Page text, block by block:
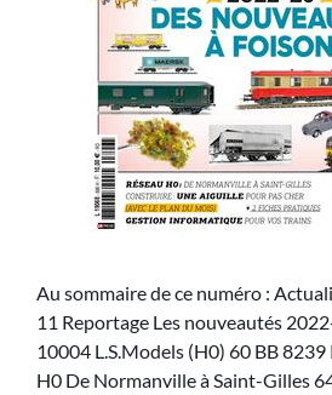
Au sommaire de ce numéro :
11 Reportage Les nouveautés
10004 L.S.Models (H0) 60 BB 8239
H0 De Normanville à Saint-Gilles